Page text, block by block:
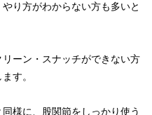
り方がわからない方も多いと
ーン・スナッチができない方
す。
様に、股関節をしっかり使う